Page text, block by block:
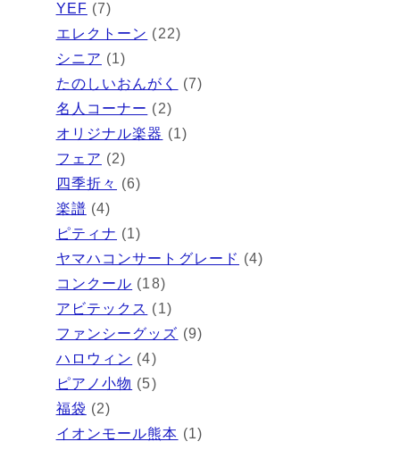
YEF (7)
エレクトーン (22)
シニア (1)
たのしいおんがく
(7)
名人コーナー (2)
オリジナル楽器 (1)
フェア (2)
四季折々 (6)
楽譜 (4)
ピティナ (1)
ヤマハコンサートグレード (4)
コンクール (18)
アビテックス (1)
ファンシーグッズ (9)
ハロウィン (4)
ピアノ小物 (5)
福袋 (2)
イオンモール熊本 (1)